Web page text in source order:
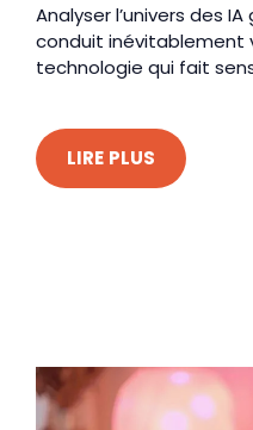
Analyser l’univers des
conduit inévitablement
technologie qui fait
LIRE PLUS